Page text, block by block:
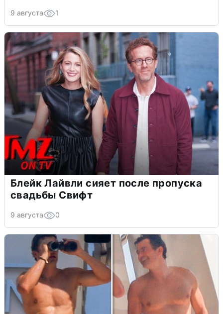
9 августа 1
Блейк Лайвли сияет после пропуска
свадьбы Свифт
9 августа 0